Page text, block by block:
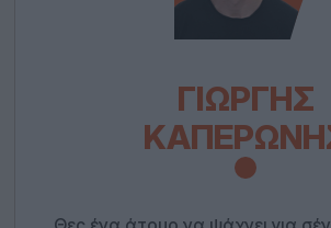
ΓΙΩΡΓΉΣ